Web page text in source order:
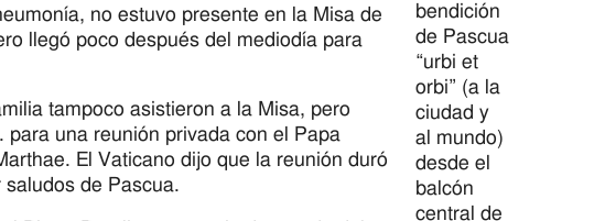
bendición
de Pascua
“urbi et
orbi” (a la
ciudad y
al mundo)
desde el
balcón
central de
no estuvo presente en la Misa de
llegó poco después del mediodía para
tampoco asistieron a la Misa, pero
una reunión privada con el Papa
El Vaticano dijo que la reunión duró
de Pascua.